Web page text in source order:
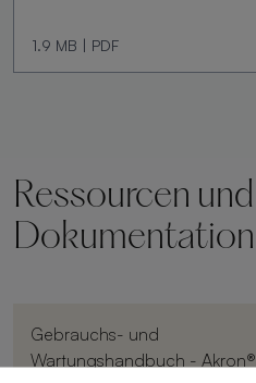
1.9 MB | PDF
Ressourcen und
Dokumentation
Gebrauchs- und
Wartungshandbuch - Akron®